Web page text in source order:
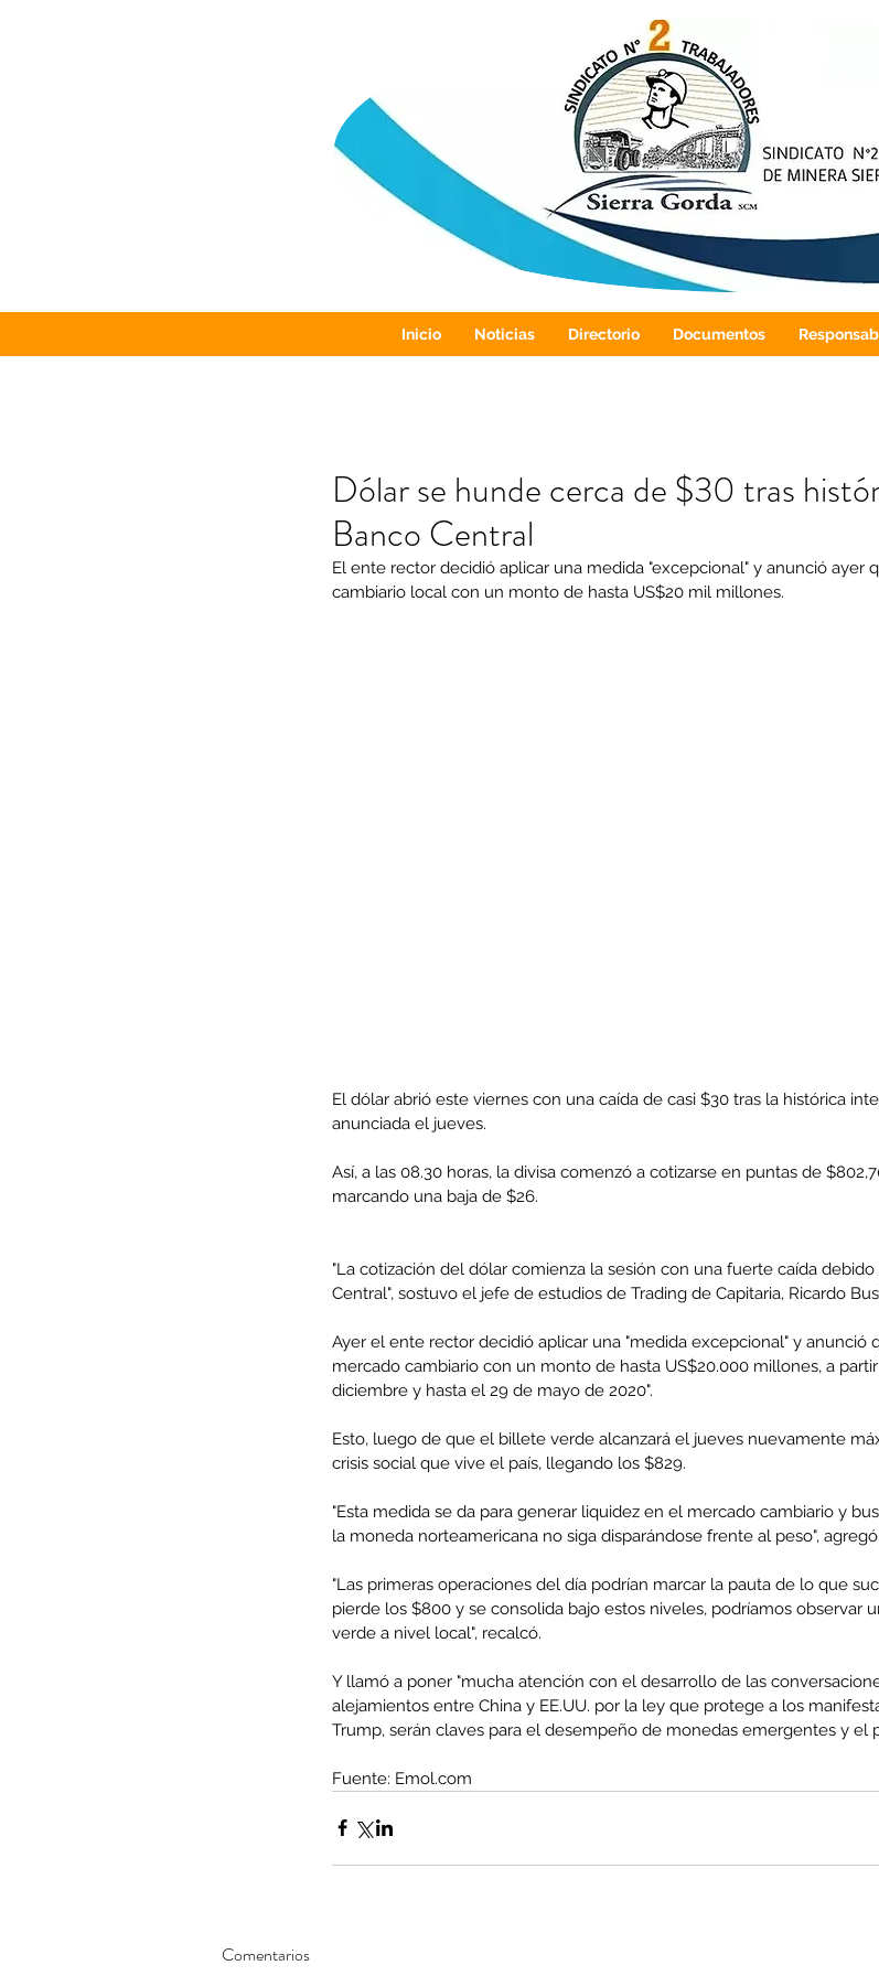
Inicio Noticias Directorio Documentos
Minería del cobre enfrenta
menor producción mientras
operaciones avanzan en
inversión y eficiencia
Abril-Junio 2026
Dólar se hunde cerca de $30 tras
Banco Central
El ente rector decidió aplicar una medida "excepcional" y anunció ayer
cambiario local con un monto de hasta US$20 mil millones.
El dólar abrió este viernes con una caída de casi $30 tras la histórica
anunciada el jueves.
Así, a las 08.30 horas, la divisa comenzó a cotizarse en puntas de
marcando una baja de $26.
"La cotización del dólar comienza la sesión con una fuerte caída
Central", sostuvo el jefe de estudios de Trading de Capitaria, Ricardo
Ayer el ente rector decidió aplicar una "medida excepcional" y anunció
mercado cambiario con un monto de hasta US$20.000 millones, a
diciembre y hasta el 29 de mayo de 2020".
Esto, luego de que el billete verde alcanzará el jueves nuevamente
crisis social que vive el país, llegando los $829.
"Esta medida se da para generar liquidez en el mercado cambiario y
la moneda norteamericana no siga disparándose frente al peso",
"Las primeras operaciones del día podrían marcar la pauta de lo que
pierde los $800 y se consolida bajo estos niveles, podríamos observar
verde a nivel local", recalcó.
Y llamó a poner "mucha atención con el desarrollo de las
alejamientos entre China y EE.UU. por la ley que protege a los
Trump, serán claves para el desempeño de monedas emergentes y el
Fuente: Emol.com
Comentarios